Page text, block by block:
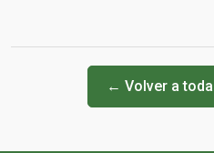
← Volver a